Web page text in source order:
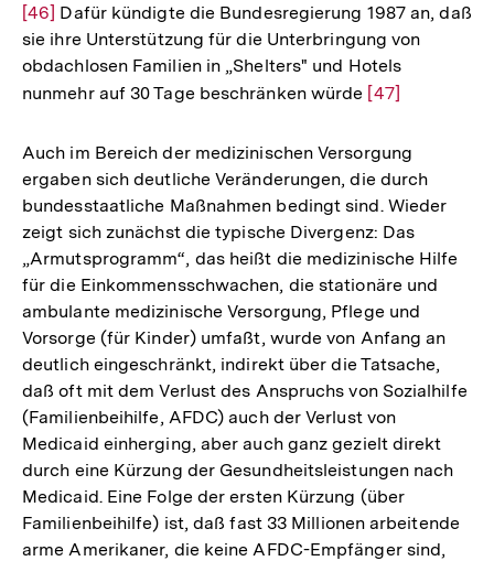
[46] Dafür kündigte die Bundesregierung 1987 an, daß
sie ihre Unterstützung für die Unterbringung von
obdachlosen Familien in „Shelters" und Hotels
nunmehr auf 30 Tage beschränken würde Zur
der
Fußnote
[47]
Auch im Bereich der medizinischen Versorgung
ergaben sich deutliche Veränderungen, die durch
bundesstaatliche Maßnahmen bedingt sind. Wieder
zeigt sich zunächst die typische Divergenz: Das
„Armutsprogramm“, das heißt die medizinische Hilfe
für die Einkommensschwachen, die stationäre und
ambulante medizinische Versorgung, Pflege und
Vorsorge (für Kinder) umfaßt, wurde von Anfang an
deutlich eingeschränkt, indirekt über die Tatsache,
daß oft mit dem Verlust des Anspruchs von Sozialhilfe
(Familienbeihilfe, AFDC) auch der Verlust von
Medicaid einherging, aber auch ganz gezielt direkt
durch eine Kürzung der Gesundheitsleistungen nach
Medicaid. Eine Folge der ersten Kürzung (über
Familienbeihilfe) ist, daß fast 33 Millionen arbeitende
arme Amerikaner, die keine AFDC-Empfänger sind,